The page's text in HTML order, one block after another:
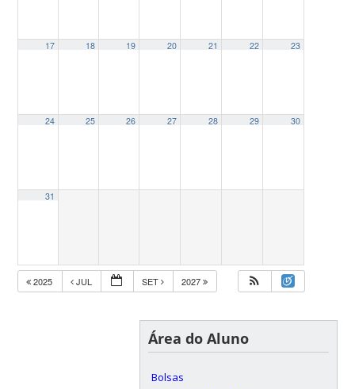
17 18 19 20 21 22 23
24 25 26 27 28 29 30
31
2025 JUL SET 2027
Área do Aluno
Bolsas